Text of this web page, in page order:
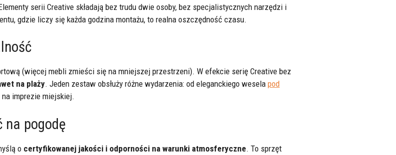
serii Creative składają bez trudu dwie osoby, bez specjalistycznych narzędzi i
gdzie liczy się każda godzina montażu, to realna oszczędność czasu.
(więcej mebli zmieści się na mniejszej przestrzeni). W efekcie serię Creative bez
na plaży. Jeden zestaw obsłuży różne wydarzenia: od eleganckiego wesela pod
imprezie miejskiej.
na pogodę
o certyfikowanej jakości i odporności na warunki atmosferyczne. To sprzęt